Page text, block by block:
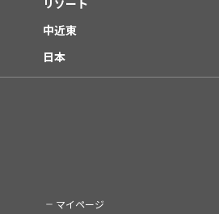
中近東
日本
マイページ